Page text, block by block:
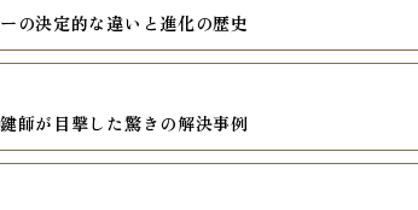
の決定的な違いと進化の歴史
師が目撃した驚きの解決事例